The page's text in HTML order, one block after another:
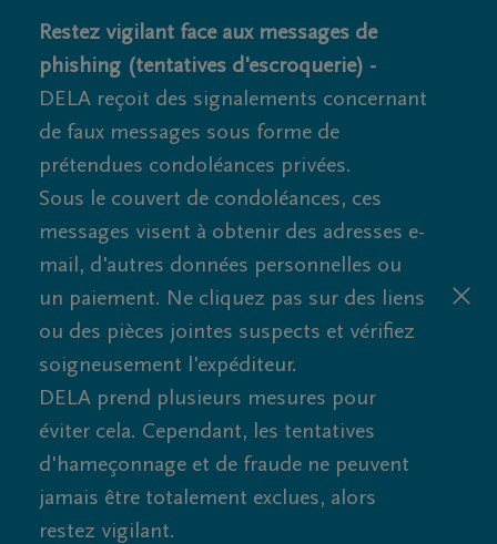
Restez vigilant face aux messages de
phishing (tentatives d'escroquerie) -
DELA reçoit des signalements concernant
de faux messages sous forme de
prétendues condoléances privées.
Sous le couvert de condoléances, ces
messages visent à obtenir des adresses e-
mail, d'autres données personnelles ou
un paiement. Ne cliquez pas sur des liens
ou des pièces jointes suspects et vérifiez
soigneusement l'expéditeur.
DELA prend plusieurs mesures pour
éviter cela. Cependant, les tentatives
d'hameçonnage et de fraude ne peuvent
jamais être totalement exclues, alors
restez vigilant.